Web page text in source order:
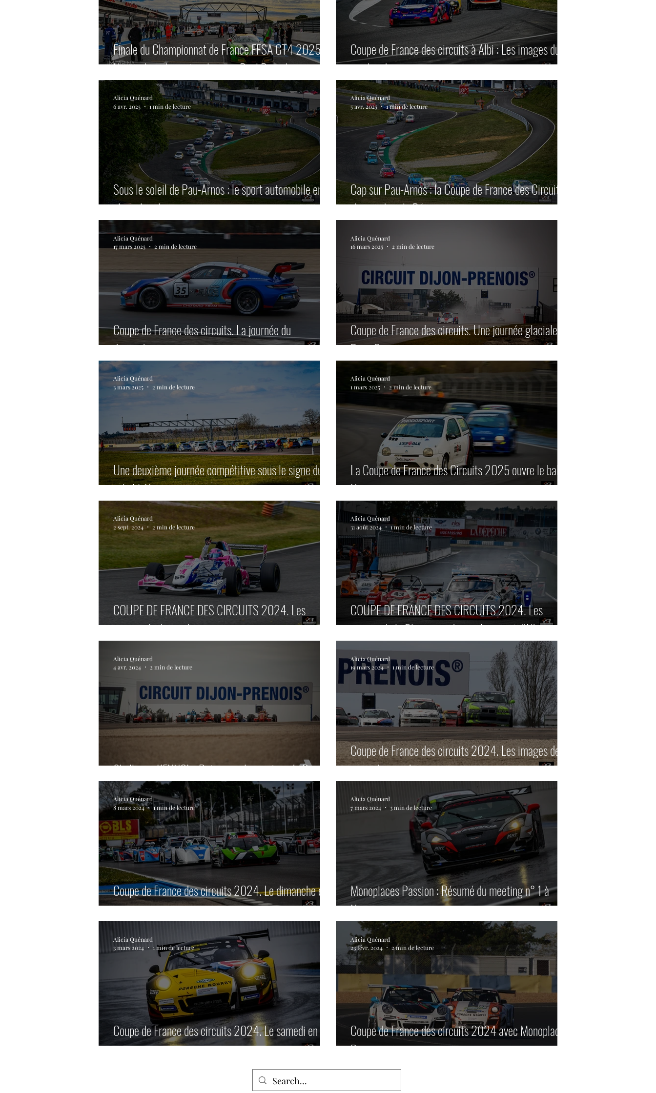
Finale du Championnat de France FFSA GT4 2025.
Un week-end spectaculaire au Paul Ricard.
Coupe de France des circuits à Albi : Les images du
weekend.
Sous le soleil de Pau-Arnos : le sport automobile en
pleine lumière
Alicia Quénard
6 avr. 2025
1 min de lecture
Cap sur Pau-Arnos : la Coupe de France des Circuits
s'ancre dans le Béarn
Alicia Quénard
5 avr. 2025
1 min de lecture
Coupe de France des circuits. La journée du
dimanche.
Alicia Quénard
17 mars 2025
2 min de lecture
Coupe de France des circuits. Une journée glaciale à
Dijon Prenois.
Alicia Quénard
16 mars 2025
2 min de lecture
Une deuxième journée compétitive sous le signe du
soleil à Nogaro.
Alicia Quénard
3 mars 2025
2 min de lecture
La Coupe de France des Circuits 2025 ouvre le bal à
Nogaro.
Alicia Quénard
1 mars 2025
2 min de lecture
COUPE DE FRANCE DES CIRCUITS 2024. Les
images de dimanche.
Alicia Quénard
2 sept. 2024
2 min de lecture
COUPE DE FRANCE DES CIRCUITS 2024. Les
images de la 5ème manche sur le circuit d'Albi.
Alicia Quénard
31 août 2024
1 min de lecture
Challenge KENNOL : Retour sur le meeting de Dijon.
Alicia Quénard
4 avr. 2024
2 min de lecture
Coupe de France des circuits 2024. Les images de la
seconde manche.
Alicia Quénard
19 mars 2024
1 min de lecture
Coupe de France des circuits 2024. Le dimanche en
images.
Alicia Quénard
8 mars 2024
1 min de lecture
Monoplaces Passion : Résumé du meeting n° 1 à
Nogaro.
Alicia Quénard
7 mars 2024
3 min de lecture
Coupe de France des circuits 2024. Le samedi en
images.
Alicia Quénard
3 mars 2024
1 min de lecture
Coupe de France des circuits 2024 avec Monoplaces
Passion
Alicia Quénard
23 févr. 2024
2 min de lecture